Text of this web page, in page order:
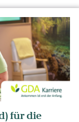
für die